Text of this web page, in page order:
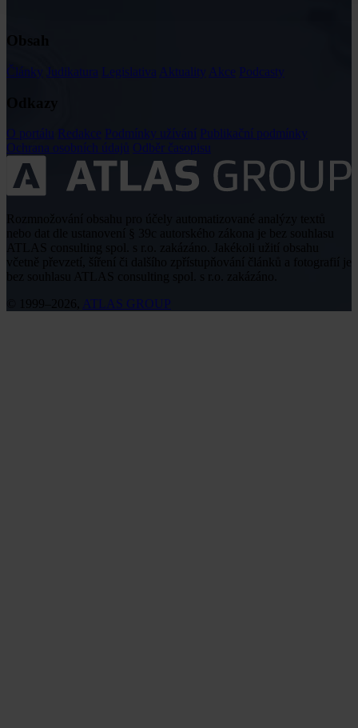
Články Judikatura Legislativa Aktuality Akce Podcasty
O portálu Redakce Podmínky užívání Publikační podmínky
Ochrana osobních údajů Odběr časopisu
včetně převzetí, šíření či dalšího zpřístupňování článků a fotografií je
ATLAS GROUP